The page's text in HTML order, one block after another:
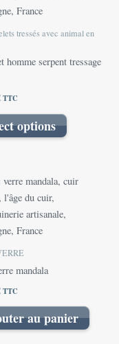
tressés avec animal en
homme serpent tressage
TTC
options
options
sur
du
mandala
TTC
au panier